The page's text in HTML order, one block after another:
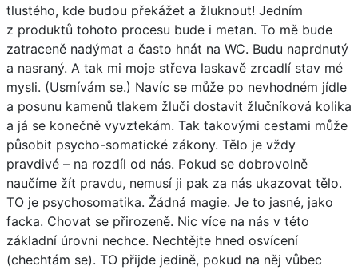
tlustého, kde budou překážet a žluknout! Jedním
z produktů tohoto procesu bude i metan. To mě bude
zatraceně nadýmat a často hnát na WC. Budu naprdnutý
a nasraný. A tak mi moje střeva laskavě zrcadlí stav mé
mysli. (Usmívám se.) Navíc se může po nevhodném jídle
a posunu kamenů tlakem žluči dostavit žlučníková kolika
a já se konečně vyvztekám. Tak takovými cestami může
působit psycho-somatické zákony. Tělo je vždy
pravdivé – na rozdíl od nás. Pokud se dobrovolně
naučíme žít pravdu, nemusí ji pak za nás ukazovat tělo.
TO je psychosomatika. Žádná magie. Je to jasné, jako
facka. Chovat se přirozeně. Nic více na nás v této
základní úrovni nechce. Nechtějte hned osvícení
(chechtám se). TO přijde jedině, pokud na něj vůbec